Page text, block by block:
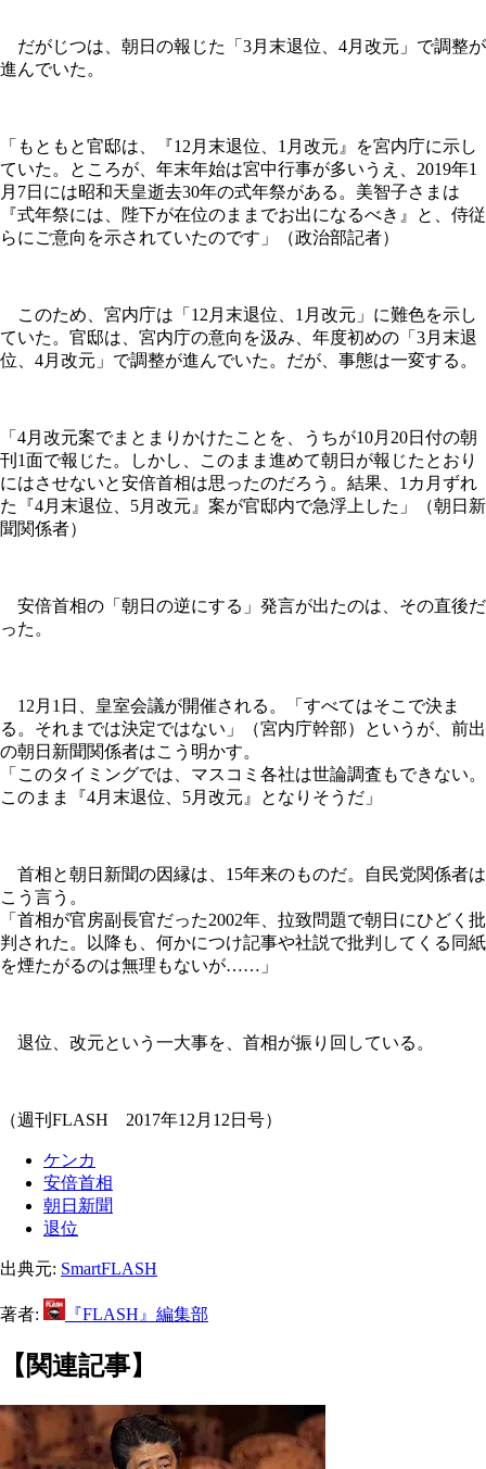
だがじつは、朝日の報じた「3月末退位、4月改元」で調整が
進んでいた。
「もともと官邸は、『12月末退位、1月改元』を宮内庁に示し
ていた。ところが、年末年始は宮中行事が多いうえ、2019年1
月7日には昭和天皇逝去30年の式年祭がある。美智子さまは
『式年祭には、陛下が在位のままでお出になるべき』と、侍従
らにご意向を示されていたのです」（政治部記者）
このため、宮内庁は「12月末退位、1月改元」に難色を示し
ていた。官邸は、宮内庁の意向を汲み、年度初めの「3月末退
位、4月改元」で調整が進んでいた。だが、事態は一変する。
「4月改元案でまとまりかけたことを、うちが10月20日付の朝
刊1面で報じた。しかし、このまま進めて朝日が報じたとおり
にはさせないと安倍首相は思ったのだろう。結果、1カ月ずれ
た『4月末退位、5月改元』案が官邸内で急浮上した」（朝日新
聞関係者）
安倍首相の「朝日の逆にする」発言が出たのは、その直後だ
った。
12月1日、皇室会議が開催される。「すべてはそこで決ま
る。それまでは決定ではない」（宮内庁幹部）というが、前出
の朝日新聞関係者はこう明かす。
「このタイミングでは、マスコミ各社は世論調査もできない。
このまま『4月末退位、5月改元』となりそうだ」
首相と朝日新聞の因縁は、15年来のものだ。自民党関係者は
こう言う。
「首相が官房副長官だった2002年、拉致問題で朝日にひどく批
判された。以降も、何かにつけ記事や社説で批判してくる同紙
を煙たがるのは無理もないが……」
退位、改元という一大事を、首相が振り回している。
（週刊FLASH 2017年12月12日号）
ケンカ
安倍首相
朝日新聞
退位
出典元: SmartFLASH
著者: 『FLASH』編集部
【関連記事】